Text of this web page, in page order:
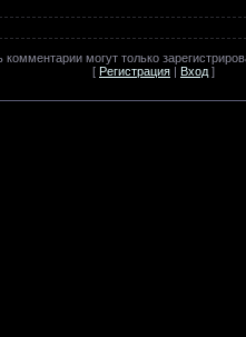
комментарии могут только
[ Регистрация | Вход ]